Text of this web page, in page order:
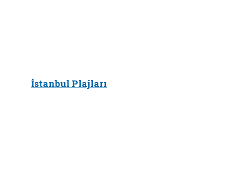
İstanbul Plajları